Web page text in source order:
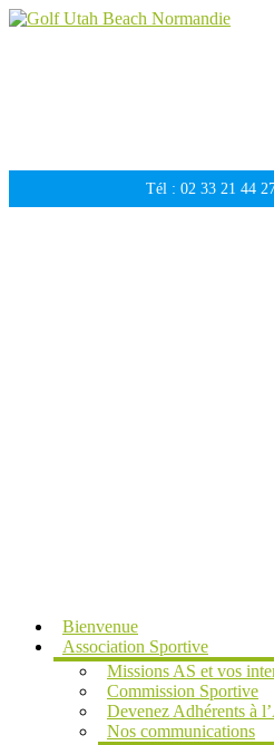
Tél : 02 33 21 44
Bienvenue
Association Sportive
Missions AS et vos
Commission Sportive
Devenez Adhérents à
Nos communications